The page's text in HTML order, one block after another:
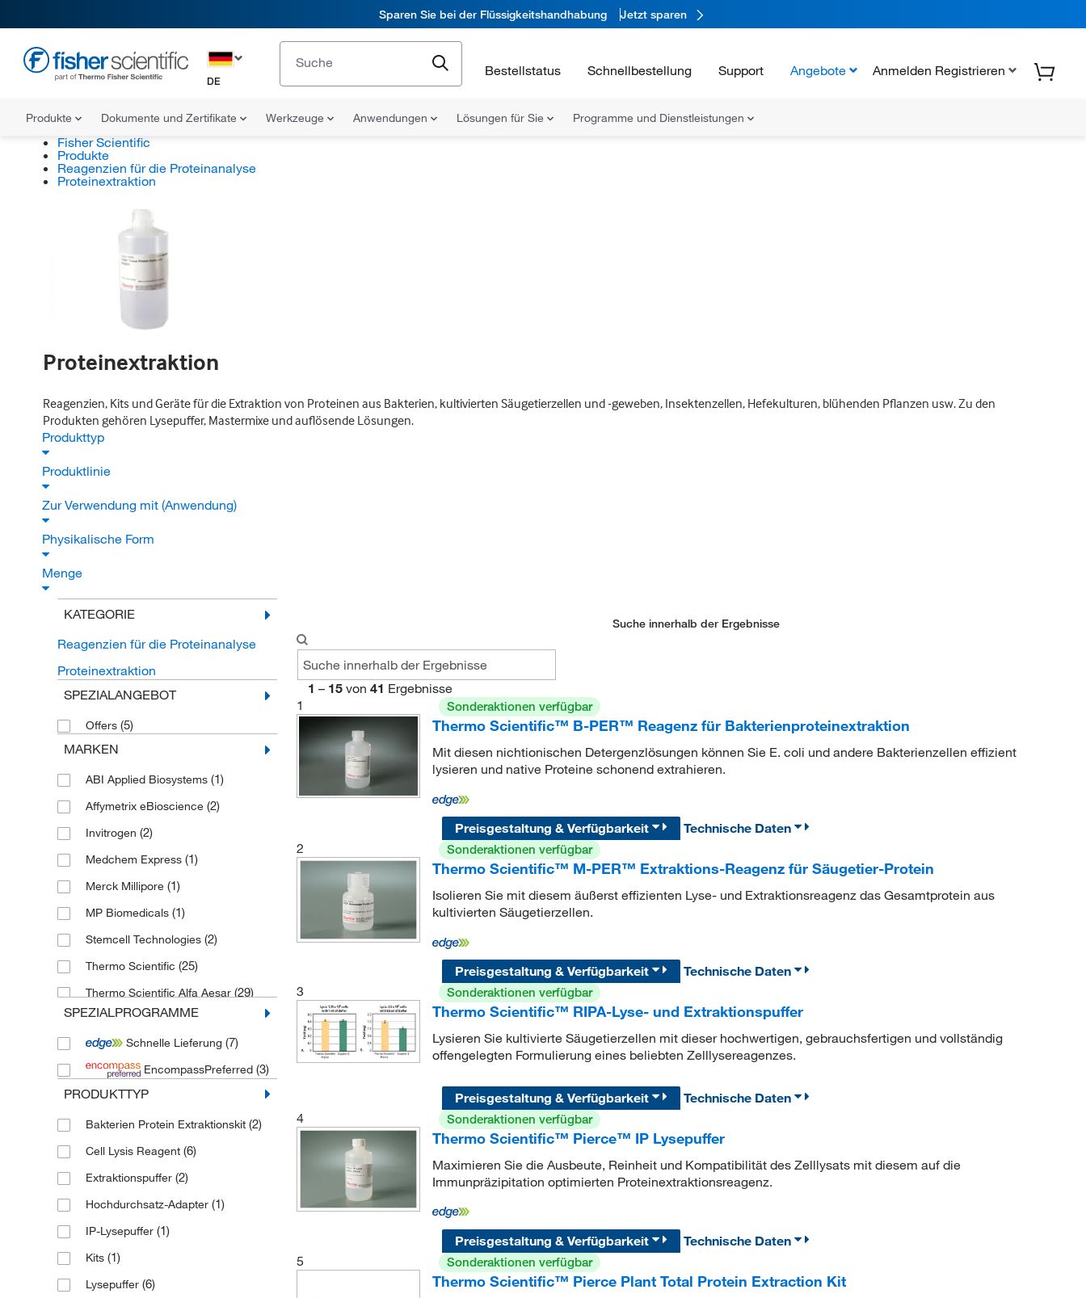
Sparen Sie bei der Flüssigkeitshandhabung Jetzt sparen
DE
Bestellstatus Schnellbestellung Support Angebote Anmelden Registrieren
Produkte Dokumente und Zertifikate Werkzeuge Anwendungen Lösungen für Sie Programme und Dienstleistungen
Fisher Scientific
Produkte
Reagenzien für die Proteinanalyse
Proteinextraktion
Proteinextraktion
Reagenzien, Kits und Geräte für die Extraktion von Proteinen aus Bakterien, kultivierten Säugetierzellen und -geweben, Insektenzellen, Hefekulturen, blühenden Pflanzen usw. Zu den
Produkten gehören Lysepuffer, Mastermixe und auflösende Lösungen.
Produkttyp
Produktlinie
Zur Verwendung mit (Anwendung)
Physikalische Form
Menge
KATEGORIE
Reagenzien für die Proteinanalyse
Proteinextraktion
SPEZIALANGEBOT
Offers (5)
MARKEN
ABI Applied Biosystems (1)
Affymetrix eBioscience (2)
Invitrogen (2)
Medchem Express (1)
Merck Millipore (1)
MP Biomedicals (1)
Stemcell Technologies (2)
Thermo Scientific (25)
Thermo Scientific Alfa Aesar (29)
SPEZIALPROGRAMME
Schnelle Lieferung (7)
EncompassPreferred (3)
PRODUKTTYP
Bakterien Protein Extraktionskit (2)
Cell Lysis Reagent (6)
Extraktionspuffer (2)
Hochdurchsatz-Adapter (1)
IP-Lysepuffer (1)
Kits (1)
Lysepuffer (6)
Suche innerhalb der Ergebnisse
1 – 15 von 41 Ergebnisse
1
Sonderaktionen verfügbar
Thermo Scientific™ B-PER™ Reagenz für Bakterienproteinextraktion
Mit diesen nichtionischen Detergenzlösungen können Sie E. coli und andere Bakterienzellen effizient
lysieren und native Proteine schonend extrahieren.
Preisgestaltung & Verfügbarkeit
Technische Daten
2
Sonderaktionen verfügbar
Thermo Scientific™ M-PER™ Extraktions-Reagenz für Säugetier-Protein
Isolieren Sie mit diesem äußerst effizienten Lyse- und Extraktionsreagenz das Gesamtprotein aus
kultivierten Säugetierzellen.
Preisgestaltung & Verfügbarkeit
Technische Daten
3
Sonderaktionen verfügbar
Thermo Scientific™ RIPA-Lyse- und Extraktionspuffer
Lysieren Sie kultivierte Säugetierzellen mit dieser hochwertigen, gebrauchsfertigen und vollständig
offengelegten Formulierung eines beliebten Zelllysereagenzes.
Preisgestaltung & Verfügbarkeit
Technische Daten
4
Sonderaktionen verfügbar
Thermo Scientific™ Pierce™ IP Lysepuffer
Maximieren Sie die Ausbeute, Reinheit und Kompatibilität des Zelllysats mit diesem auf die
Immunpräzipitation optimierten Proteinextraktionsreagenz.
Preisgestaltung & Verfügbarkeit
Technische Daten
5
Sonderaktionen verfügbar
Thermo Scientific™ Pierce Plant Total Protein Extraction Kit